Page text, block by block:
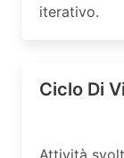
iterativo.
Ciclo Di
Attività